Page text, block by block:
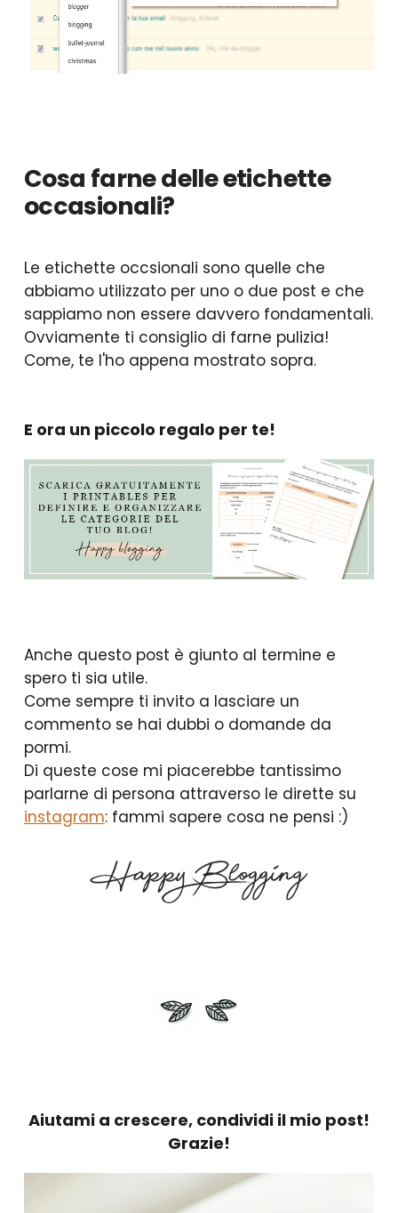
Cosa farne delle etichette
occasionali?
Le etichette occsionali sono quelle che
abbiamo utilizzato per uno o due post e che
sappiamo non essere davvero fondamentali.
Ovviamente ti consiglio di farne pulizia!
Come, te l'ho appena mostrato sopra.
E ora un piccolo regalo per te!
Anche questo post è giunto al termine e
spero ti sia utile.
Come sempre ti invito a lasciare un
commento se hai dubbi o domande da
pormi.
Di queste cose mi piacerebbe tantissimo
parlarne di persona attraverso le dirette su
instagram: fammi sapere cosa ne pensi :)
Aiutami a crescere, condividi il mio post!
Grazie!